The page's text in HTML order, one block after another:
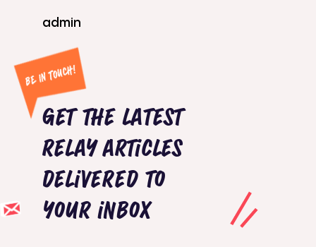
admin
Get the latest
relay articles
delivered to
your inbox
BE IN TOUCH!